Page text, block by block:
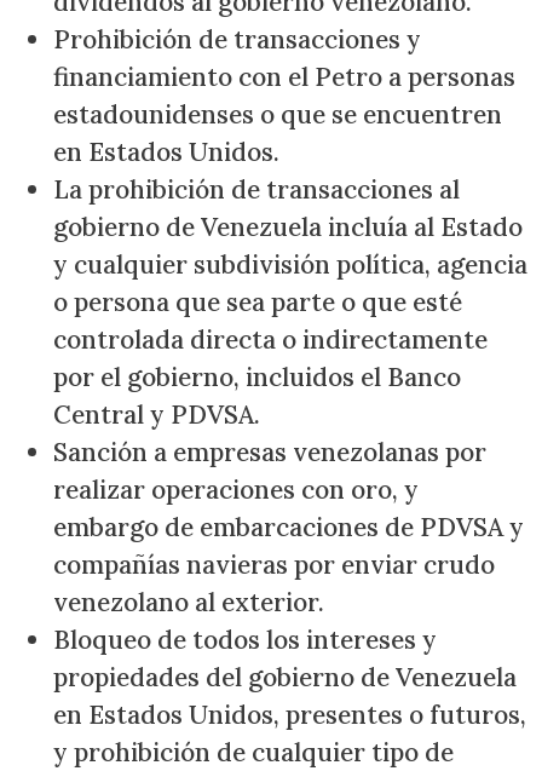
Prohibición de transacciones y
financiamiento con el Petro a personas
estadounidenses o que se encuentren
en Estados Unidos.
La prohibición de transacciones al
gobierno de Venezuela incluía al Estado
y cualquier subdivisión política, agencia
o persona que sea parte o que esté
controlada directa o indirectamente
por el gobierno, incluidos el Banco
Central y PDVSA.
Sanción a empresas venezolanas por
realizar operaciones con oro, y
embargo de embarcaciones de PDVSA y
compañías navieras por enviar crudo
venezolano al exterior.
Bloqueo de todos los intereses y
propiedades del gobierno de Venezuela
en Estados Unidos, presentes o futuros,
y prohibición de cualquier tipo de